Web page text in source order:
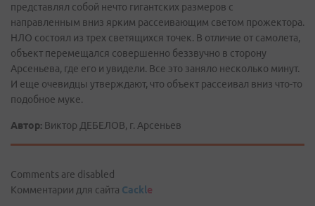
представлял собой нечто гигантских размеров с
направленным вниз ярким рассеивающим светом прожектора.
НЛО состоял из трех светящихся точек. В отличие от самолета,
объект перемещался совершенно беззвучно в сторону
Арсеньева, где его и увидели. Все это заняло несколько минут.
И еще очевидцы утверждают, что объект рассеивал вниз что-то
подобное муке.
Автор: Виктор ДЕБЕЛОВ, г. Арсеньев
Comments are disabled
Комментарии для сайта Cackle